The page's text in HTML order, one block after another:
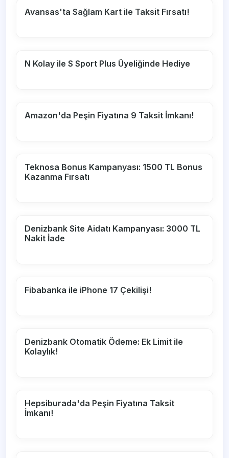
Avansas'ta Sağlam Kart ile Taksit Fırsatı!
N Kolay ile S Sport Plus Üyeliğinde Hediye
Amazon'da Peşin Fiyatına 9 Taksit İmkanı!
Teknosa Bonus Kampanyası: 1500 TL Bonus
Kazanma Fırsatı
Denizbank Site Aidatı Kampanyası: 3000 TL
Nakit İade
Fibabanka ile iPhone 17 Çekilişi!
Denizbank Otomatik Ödeme: Ek Limit ile
Kolaylık!
Hepsiburada'da Peşin Fiyatına Taksit
İmkanı!